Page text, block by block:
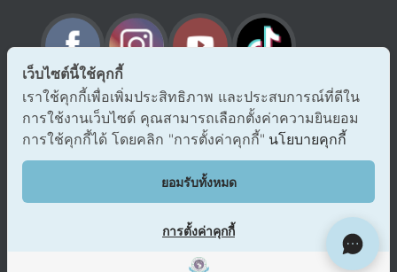
→ ร้องเรียนทุจริตและประพฤติมิชอบ
→ แจ้งเรื่องร้องออนไลน์ สำนักงาน ป.ป.ช.
→ รับเรื่องร้องเรียน/แจ้งเบาะแส สำนักงาน ป.ป.ท.
แสดงความคิดเห็น/ข้อเสนอแนะ
ผังเว็บไซต์
เว็บไซต์นี้ใช้คุกกี้
เราใช้คุกกี้เพื่อเพิ่มประสิทธิภาพ และประสบการณ์ที่ดีใน
การใช้งานเว็บไซต์ คุณสามารถเลือกตั้งค่าความยินยอม
การใช้คุกกี้ได้ โดยคลิก "การตั้งค่าคุกกี้" นโยบายคุกกี้
ยอมรับทั้งหมด
การตั้งค่าคุกกี้